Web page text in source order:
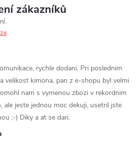
zákazníků
rychle dodani. Pri poslednim
velikost kimona, pan z e-shopu byl velmi
nam s vymenou zbozi v rekordnim
ale jeste jednou moc dekuji, usetril jste
;-) Diky a at se dari.